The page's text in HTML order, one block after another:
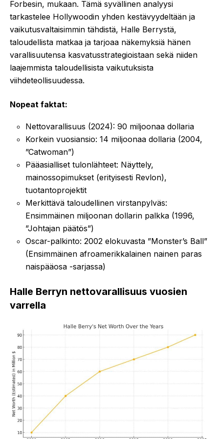
Forbesin, mukaan. Tämä syvällinen analyysi
tarkastelee Hollywoodin yhden kestävyydeltään ja
vaikutusvaltaisimmin tähdistä, Halle Berrystä,
taloudellista matkaa ja tarjoaa näkemyksiä hänen
varallisuutensa kasvatusstrategioistaan sekä niiden
laajemmista taloudellisista vaikutuksista
viihdeteollisuudessa.
Nopeat faktat:
Nettovarallisuus (2024): 90 miljoonaa dollaria
Korkein vuosiansio: 14 miljoonaa dollaria (2004,
”Catwoman”)
Pääasialliset tulonlähteet: Näyttely,
mainossopimukset (erityisesti Revlon),
tuotantoprojektit
Merkittävä taloudellinen virstanpylväs:
Ensimmäinen miljoonan dollarin palkka (1996,
”Johtajan päätös”)
Oscar-palkinto: 2002 elokuvasta ”Monster’s Ball”
(Ensimmäinen afroamerikkalainen nainen paras
naispääosa -sarjassa)
Halle Berryn nettovarallisuus vuosien
varrella